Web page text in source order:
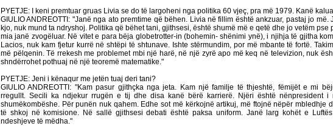
PYETJE: I keni premtuar gruas Livia se do të largoheni nga politika 60 vjeç, pra më 1979. Kanë
GIULIO ANDREOTTI: "Janë nga ato premtime që bëhen. Livia në fillim është ankzuar, pastaj jo më.
kjo, nuk mund ta ndryshoj. Politika që bëhet tani, gjithsesi, është shumë më e qetë dhe jo vetëm pse
mia janë zvogëluar. Në vitet e para bëja globetrotter-in (bohemin- shënimi ynë), i njihja të gjitha
Lacios, nuk kam fjetur kurrë në shtëpi të shtunave. Ishte stërmundim, por më mbante të fortë.
më pëlqenin. Të rrekesh me problemet mbi një harë, në një zyrë apo më keq në televizion, nuk
shndërrohet pothuaj në një teoremë matematike."
PYETJE: Jeni i kënaqur me jetën tuaj deri tani?
GIULIO ANDREOTTI: "Kam pasur gjithçka nga jeta. Kam një familje të thjeshtë, fëmijët e mi
rregullt. Secili ka ndjekur rrugën e tij dhe disa kanë bërë karrierë. Njëri është nënpresident i
shumëkombëshe. Për punën nuk qahem. Edhe sot më kërkojnë artikuj, më ftojnë nëpër mbledhje
të shkoj në komisione. Në sallë gjithsesi debati është paksa uniform. Janë larg kohët e
ndeshjeve të mëdha."